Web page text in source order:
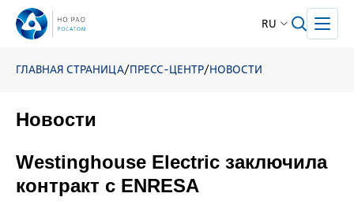
RU
ГЛАВНАЯ СТРАНИЦА/ПРЕСС-ЦЕНТР/НОВОСТИ
Новости
Westinghouse Electric заключила
контракт с ENRESA